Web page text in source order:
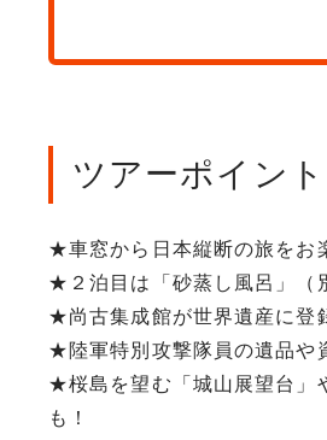
ツアーポイント
★車窓から日本縦断の旅をお
★２泊目は「砂蒸し風呂」（
★尚古集成館が世界遺産に登
★陸軍特別攻撃隊員の遺品や
★桜島を望む「城山展望台」
も！